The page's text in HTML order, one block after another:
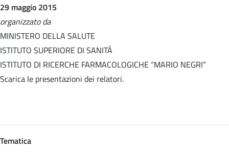
29 maggio 2015
organizzato da
MINISTERO DELLA SALUTE
ISTITUTO SUPERIORE DI SANITÀ
ISTITUTO DI RICERCHE FARMACOLOGICHE “MARIO NEGRI”
Scarica le presentazioni dei relatori.
Tematica